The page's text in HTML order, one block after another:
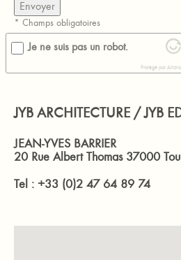
* Champs obligatoires
Je ne suis pas un robot.
Protégé par Altcha
JYB ARCHITECTURE / JYB
JEAN-YVES BARRIER
20 Rue Albert Thomas 37000
Tel : +33 (0)2 47 64 89 74